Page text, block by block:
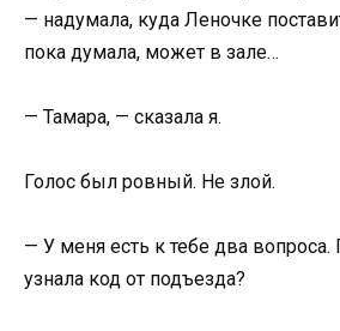
— надумала, куда Леночке
пока думала, может в зале…
— Тамара, — сказала я.
Голос был ровный. Не злой.
— У меня есть к тебе два
узнала код от подъезда?